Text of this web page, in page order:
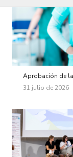
Aprobación de la
31 julio de 2026